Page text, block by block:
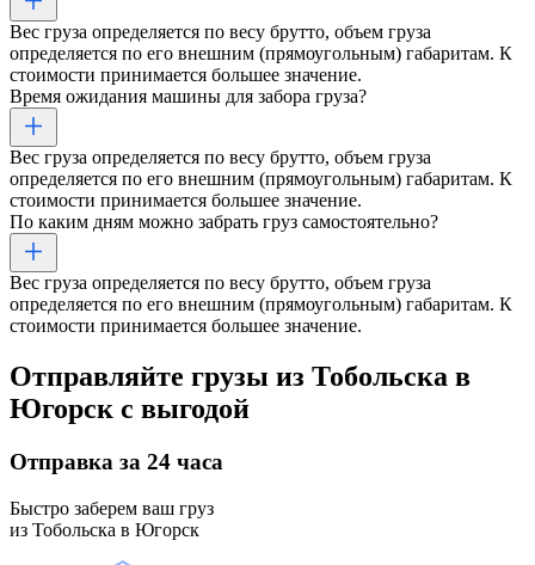
Вес груза определяется по весу брутто, объем груза
определяется по его внешним (прямоугольным) габаритам. К
стоимости принимается большее значение.
Время ожидания машины для забора груза?
Вес груза определяется по весу брутто, объем груза
определяется по его внешним (прямоугольным) габаритам. К
стоимости принимается большее значение.
По каким дням можно забрать груз самостоятельно?
Вес груза определяется по весу брутто, объем груза
определяется по его внешним (прямоугольным) габаритам. К
стоимости принимается большее значение.
Отправляйте грузы из Тобольска в
Югорск с выгодой
Отправка за 24 часа
Быстро заберем ваш груз
из Тобольска в Югорск